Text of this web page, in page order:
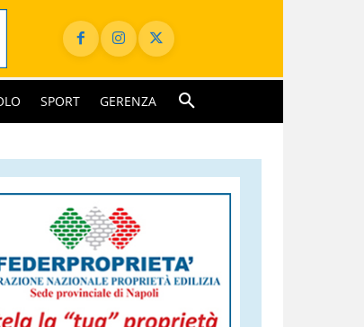
SPORT GERENZA